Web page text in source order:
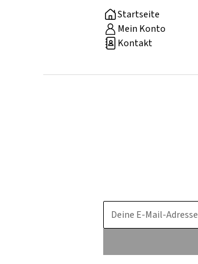
Startseite
Mein Konto
Kontakt
Deine E-Mail-Adresse